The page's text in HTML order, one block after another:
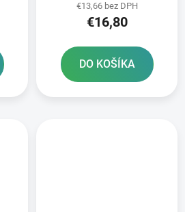
zubov
€13,66 bez DPH
€16,80
DO KOŠÍKA